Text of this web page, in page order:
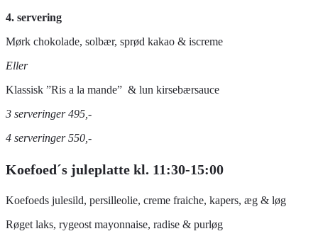
4. servering
Mørk chokolade, solbær, sprød kakao & iscreme
Eller
Klassisk ”Ris a la mande” & lun kirsebærsauce
3 serveringer 495,-
4 serveringer 550,-
Koefoed´s juleplatte kl. 11:30-15:00
Koefoeds julesild, persilleolie, creme fraiche, kapers, æg & løg
Røget laks, rygeost mayonnaise, radise & purløg